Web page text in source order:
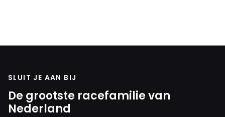
23 oktober 2025 08:18
Dus een lekke band ligt aan het team Ferrari? Je kunt zelf
naar uit te kijken.
SLUIT JE AAN BIJ
De grootste racefamilie van
Nederland